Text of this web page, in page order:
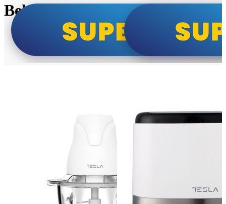
Beko i Tesla super cene